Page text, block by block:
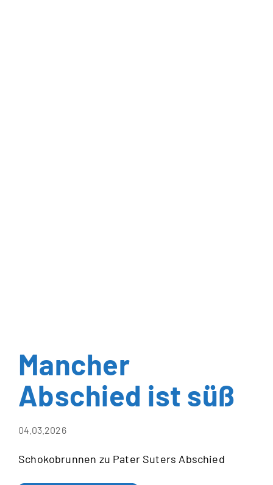
Mancher
Abschied ist süß
04.03.2026
Schokobrunnen zu Pater Suters Abschied